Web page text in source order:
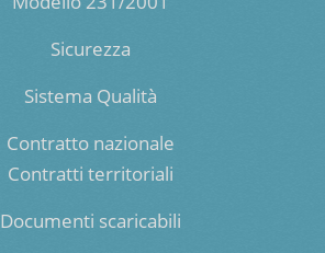
Sicurezza
Sistema Qualità
Contratto nazionale
Contratti territoriali
Documenti scaricabili